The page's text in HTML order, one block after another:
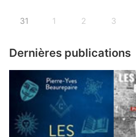
31 1 2 3
Dernières publications